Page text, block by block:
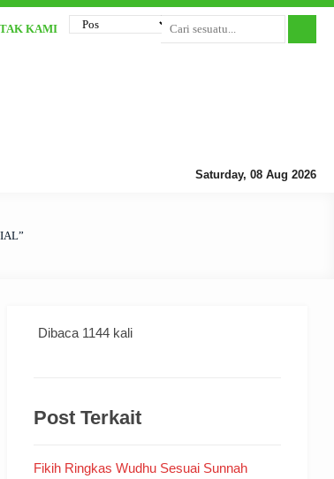
KAMI
Saturday, 08 Aug 2026
Dibaca 1144 kali
Post Terkait
Fikih Ringkas Wudhu Sesuai Sunnah